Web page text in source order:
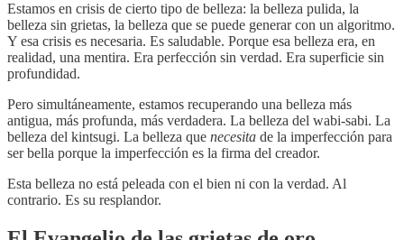
Estamos en crisis de cierto tipo de belleza: la belleza pulida, la
belleza sin grietas, la belleza que se puede generar con un algoritmo.
Y esa crisis es necesaria. Es saludable. Porque esa belleza era, en
realidad, una mentira. Era perfección sin verdad. Era superficie sin
profundidad.
Pero simultáneamente, estamos recuperando una belleza más
antigua, más profunda, más verdadera. La belleza del wabi-sabi. La
belleza del kintsugi. La belleza que necesita de la imperfección para
ser bella porque la imperfección es la firma del creador.
Esta belleza no está peleada con el bien ni con la verdad. Al
contrario. Es su resplandor.